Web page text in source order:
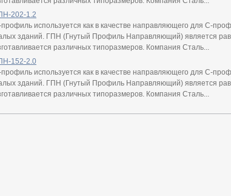
202-1.2
используется как в качестве направляющего для С-
зданий. ГПН (Гнутый Профиль Направляющий) является
различных типоразмеров. Компания Сталь...
152-2.0
используется как в качестве направляющего для С-
зданий. ГПН (Гнутый Профиль Направляющий) является
различных типоразмеров. Компания Сталь...